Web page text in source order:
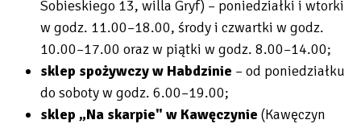
Sobieskiego 13, willa Gryf) – poniedziałki i wtorki
w godz. 11.00–18.00, środy i czwartki w godz.
10.00–17.00 oraz w piątki w godz. 8.00–14.00;
sklep spożywczy w Habdzinie – od poniedziałku
do soboty w godz. 6.00–19.00;
sklep „Na skarpie" w Kawęczynie (Kawęczyn